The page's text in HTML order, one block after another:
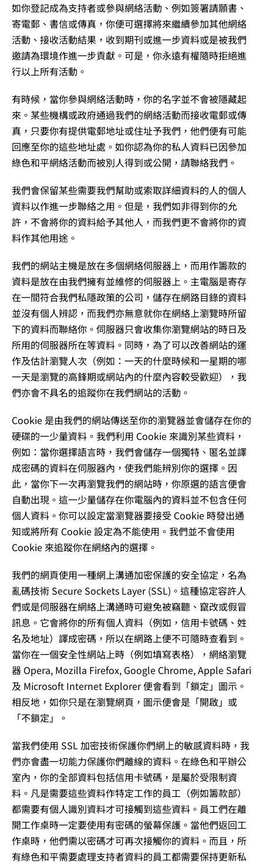
如你登記成為支持者或參與網絡活動、例如簽署請願書、
寄電郵、書信或傳真，你便可選擇將來繼續參加其他網絡
活動、接收活動結果，收到期刊或進一步資料或是被我們
邀請為環境作進一步貢獻。可是，你永遠有權隨時拒絕進
行以上所有活動。
有時候，當你參與網絡活動時，你的名字並不會被隱藏起
來。某些機構或政府通過我們的網絡活動而接收電郵或傳
真，只要你有提供電郵地址或住址予我們，他們便有可能
回應至你的這些地址處。如你認為你的私人資料已因參加
綠色和平網絡活動而被別人得到或公開，請聯絡我們。
我們會保留某些需要我們幫助或索取詳細資料的人的個人
資料以作進一步聯絡之用。但是，我們如非得到你的允
許，不會將你的資料給予其他人，而我們更不會將你的資
料作其他用途。
我們的網站主機是放在多個網絡伺服器上，而用作籌款的
資料是放在由我們擁有並維修的伺服器上。主電腦是寄存
在一間符合我們私隱政策的公司，儲存在網路目錄的資料
並沒有個人辨認，而我們亦無意就你在網絡上瀏覽時所留
下的資料而聯絡你。伺服器只會收集你瀏覽網站的時日及
所用的伺服器所在等資料。同時，為了可以改善網站的運
作及估計瀏覽人次（例如：一天的什麼時候和一星期的哪
一天是瀏覽的高鋒期或網站內的什麼內容較受歡迎），我
們亦會不具名的追蹤你在我們網站的活動。
Cookie 是由我們的網站傳送至你的瀏覽器並會儲存在你的
硬碟的一少量資料。我們利用 Cookie 來識別某些資料，
例如：當你選擇語言時，我們會儲存一個獨特、匿名並譯
成密碼的資料在伺服器內，使我們能辨別你的選擇。因
此，當你下一次再瀏覽我們的網站時，你原選的語言便會
自動出現。這一少量儲存在你電腦內的資料並不包含任何
個人資料。你可以設定當瀏覽器要接受 Cookie 時發出通
知或將所有 Cookie 設定為不能使用。我們並不會使用
Cookie 來追蹤你在網絡內的選擇。
我們的網頁使用一種網上溝通加密保護的安全協定，名為
亂碼技術 Secure Sockets Layer (SSL)。這種協定容許人
們或是伺服器在網絡上溝通時可避免被竊聽、竄改或假冒
訊息。它會將你的所有個人資料（例如，信用卡號碼、姓
名及地址）譯成密碼，所以在網路上便不可隨時查看到。
當你在一個安全性網站上時（例如填寫表格），網絡瀏覽
器 Opera, Mozilla Firefox, Google Chrome, Apple Safari
及 Microsoft Internet Explorer 便會看到「鎖定」圖示。
相反地，如你只是在瀏覽網頁，圖示便會是「開啟」或
「不鎖定」。
當我們使用 SSL 加密技術保護你們網上的敏感資料時，我
們亦會盡一切能力保護你們離線的資料。在綠色和平辦公
室內，你的全部資料包括信用卡號碼，是屬於受限制資
料。凡是需要這些資料作特定工作的員工（例如籌款部）
都需要有個人識別資料才可接觸到這些資料。員工們在離
開工作桌時一定要使用有密碼的螢幕保護。當他們返回工
作桌時，他們需以密碼才可再次接觸你的資料。而且，所
有綠色和平需要處理支持者資料的員工都需要保持更新私